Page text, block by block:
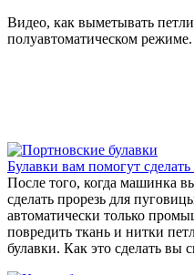
Видео, как выметывать
полуавтоматическом режиме.
Булавки вам помогут сделать
После того, когда машинка
сделать прорезь для
автоматически только
повредить ткань и нитки
булавки. Как это сделать вы